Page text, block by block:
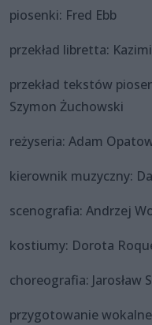
piosenki: Fred Ebb
przekład libretta:
przekład tekstów
Szymon Żuchowski
reżyseria: Adam
kierownik muzyczny:
scenografia: Andrzej
kostiumy: Dorota
choreografia: Jarosław
przygotowanie